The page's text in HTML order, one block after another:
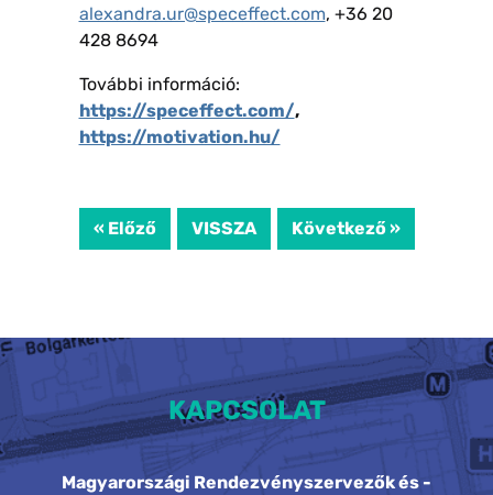
alexandra.ur@speceffect.com, +36 20
428 8694
További információ:
https://speceffect.com/,
https://motivation.hu/
« Előző VISSZA Következő »
KAPCSOLAT
Magyarországi Rendezvényszervezők és -